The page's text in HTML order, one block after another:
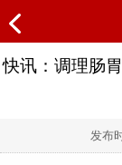
快讯：调理肠
发布